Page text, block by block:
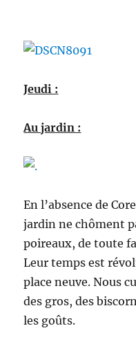
Jeudi :
Au jardin :
En l’absence de
jardin ne chôment
poireaux, de toute
Leur temps est
place neuve. Nous
des gros, des
les goûts.